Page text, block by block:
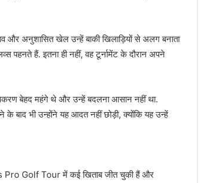
अनुशासित खेल उन्हें बाकी खिलाड़ियों से अलग बनाता
पहनते हैं. इतना ही नहीं, वह टूर्नामेंट के दौरान अपने
बेहद महंगे थे और उन्हें बदलना आसान नहीं था.
भी उन्होंने यह आदत नहीं छोड़ी, क्योंकि यह उन्हें
Pro Golf Tour में कई खिताब जीत चुकी हैं और